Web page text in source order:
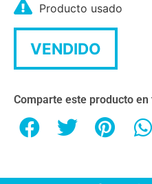
Producto usado
VENDIDO
Comparte este producto